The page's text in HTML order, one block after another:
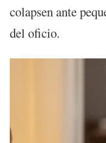
colapsen ante
del oficio.